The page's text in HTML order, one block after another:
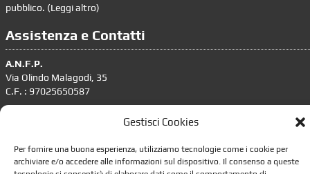
Gestisci Cookies
Per fornire una buona esperienza, utilizziamo tecnologie come i cookie per
archiviare e/o accedere alle informazioni sul dispositivo. Il consenso a queste
pubblico. (Leggi altro)
Assistenza e Contatti
A.N.F.P.
Via Olindo Malagodi, 35
C.F. : 97025650587
tel. 06.4386636 – 06.4393676
Responsabile trattamento dati personali: dpo@anfp.it